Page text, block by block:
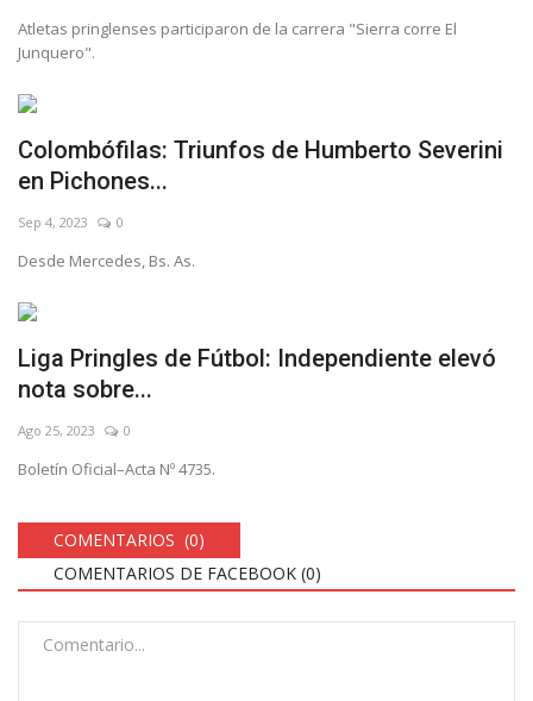
Atletas pringlenses participaron de la carrera "Sierra corre El
Junquero".
Colombófilas: Triunfos de Humberto Severini
en Pichones...
Sep 4, 2023 0
Desde Mercedes, Bs. As.
Liga Pringles de Fútbol: Independiente elevó
nota sobre...
Ago 25, 2023 0
Boletín Oficial–Acta Nº 4735.
COMENTARIOS (0)
COMENTARIOS DE FACEBOOK (0)